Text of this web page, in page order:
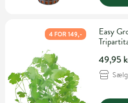
4 FOR 149,-
Easy
49,95